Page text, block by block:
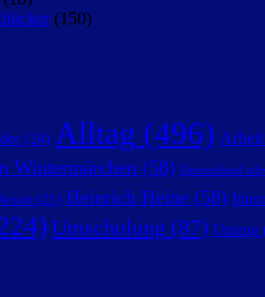
(150)
(24) Alltag (496) Arbeit
Wintermärchen (58) Deutschland
(21) Heinrich Heine (58)
Umschulung (87) Umzug